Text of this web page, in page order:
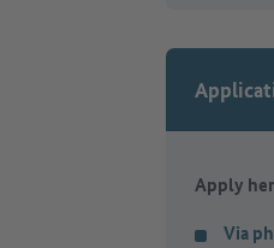
Apply
Via